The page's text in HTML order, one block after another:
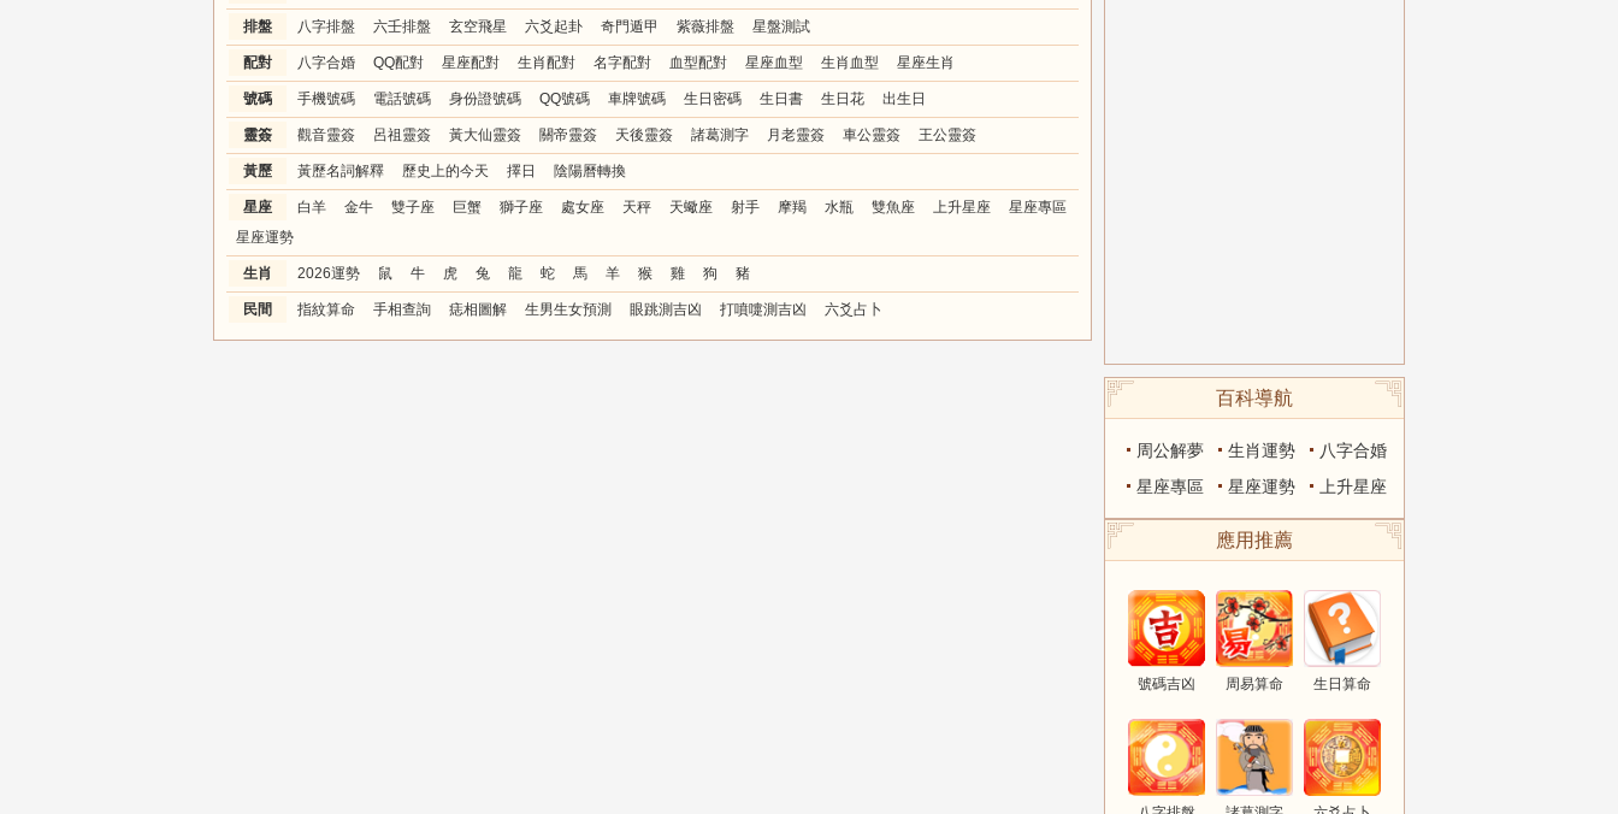
排盤 八字排盤 六壬排盤 玄空飛星 六爻起卦 奇門遁甲 紫薇排盤 星盤測試
配對 八字合婚 QQ配對 星座配對 生肖配對 名字配對 血型配對 星座血型 生肖血型 星座生肖
號碼 手機號碼 電話號碼 身份證號碼 QQ號碼 車牌號碼 生日密碼 生日書 生日花 出生日
靈簽 觀音靈簽 呂祖靈簽 黃大仙靈簽 關帝靈簽 天後靈簽 諸葛測字 月老靈簽 車公靈簽 王公靈簽
黃歷 黃歷名詞解釋 歷史上的今天 擇日 陰陽曆轉換
星座 白羊 金牛 雙子座 巨蟹 獅子座 處女座 天秤 天蠍座 射手 摩羯 水瓶 雙魚座 上升星座
星座專區
星座運勢
生肖 2026運勢 鼠 牛 虎 兔 龍 蛇 馬 羊 猴 雞 狗 豬
民間 指紋算命 手相查詢 痣相圖解 生男生女預測 眼跳測吉凶 打噴嚏測吉凶 六爻占卜
百科導航
周公解夢 生肖運勢
八字合婚
星座專區
星座運勢 上升星座
應用推薦
號碼吉凶 周易算命 生日算命